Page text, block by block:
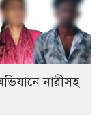
নারীসহ